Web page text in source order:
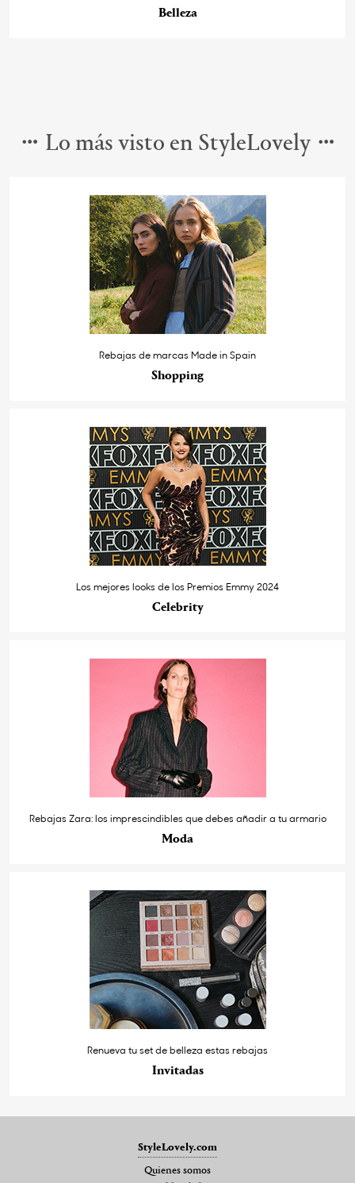
Belleza
Lo más visto en StyleLovely
Rebajas de marcas Made in Spain
Shopping
Los mejores looks de los Premios Emmy 2024
Celebrity
Rebajas Zara: los imprescindibles que debes añadir a tu armario
Moda
Renueva tu set de belleza estas rebajas
Invitadas
StyleLovely.com
Quienes somos